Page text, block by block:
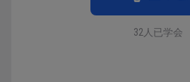
32人已学会